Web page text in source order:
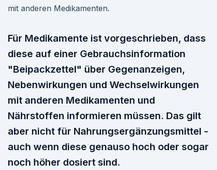
mit anderen Medikamenten.
Für Medikamente ist vorgeschrieben, dass
diese auf einer Gebrauchs­information
"Beipackzettel" über Gegenanzeigen,
Nebenwirkungen und Wechselwirkungen
mit anderen Medikamenten und
Nährstoffen informieren müssen. Das gilt
aber nicht für Nahrungs­ergänzungsmittel -
auch wenn diese genauso hoch oder sogar
noch höher dosiert sind.